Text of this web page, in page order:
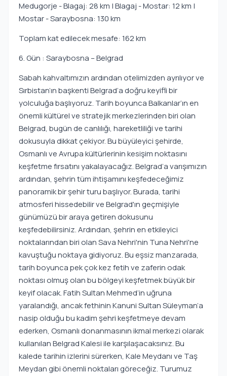
Medugorje - Blagaj: 28 km | Blagaj - Mostar: 12 km |
Mostar - Saraybosna: 130 km
Toplam kat edilecek mesafe: 162 km
6. Gün : Saraybosna – Belgrad
Sabah kahvaltımızın ardından otelimizden ayrılıyor ve
Sırbistan’ın başkenti Belgrad’a doğru keyifli bir
yolculuğa başlıyoruz. Tarih boyunca Balkanlar’ın en
önemli kültürel ve stratejik merkezlerinden biri olan
Belgrad, bugün de canlılığı, hareketliliği ve tarihi
dokusuyla dikkat çekiyor. Bu büyüleyici şehirde,
Osmanlı ve Avrupa kültürlerinin kesişim noktasını
keşfetme fırsatını yakalayacağız. Belgrad’a varışımızın
ardından, şehrin tüm ihtişamını keşfedeceğimiz
panoramik bir şehir turu başlıyor. Burada, tarihi
atmosferi hissedebilir ve Belgrad'ın geçmişiyle
günümüzü bir araya getiren dokusunu
keşfedebilirsiniz. Ardından, şehrin en etkileyici
noktalarından biri olan Sava Nehri'nin Tuna Nehri'ne
kavuştuğu noktaya gidiyoruz. Bu eşsiz manzarada,
tarih boyunca pek çok kez fetih ve zaferin odak
noktası olmuş olan bu bölgeyi keşfetmek büyük bir
keyif olacak. Fatih Sultan Mehmed’in uğruna
yaralandığı, ancak fethinin Kanuni Sultan Süleyman’a
nasip olduğu bu kadim şehri keşfetmeye devam
ederken, Osmanlı donanmasının ikmal merkezi olarak
kullanılan Belgrad Kalesi ile karşılaşacaksınız. Bu
kalede tarihin izlerini sürerken, Kale Meydanı ve Taş
Meydan gibi önemli noktaları göreceğiz. Turumuz